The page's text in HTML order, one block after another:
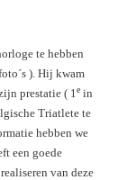
te hebben
). Hij kwam
prestatie ( 1e in
Triatlete te
hebben we
een goede
van deze